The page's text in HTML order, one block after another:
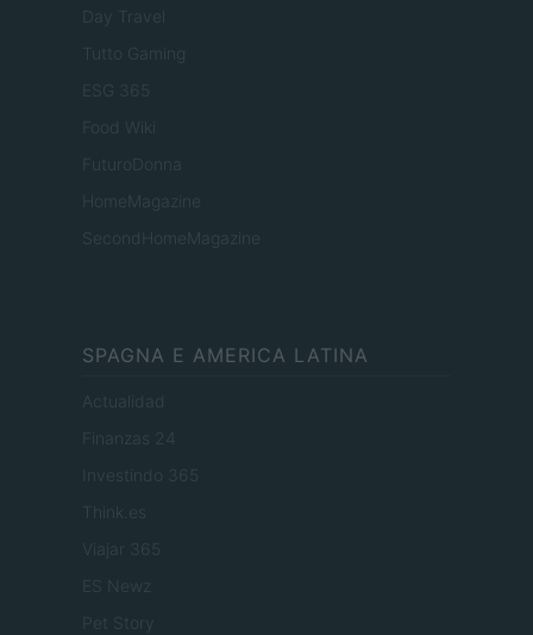
Day Travel
Tutto Gaming
ESG 365
Food Wiki
FuturoDonna
HomeMagazine
SecondHomeMagazine
SPAGNA E AMERICA LATINA
Actualidad
Finanzas 24
Investindo 365
Think.es
Viajar 365
ES Newz
Pet Story